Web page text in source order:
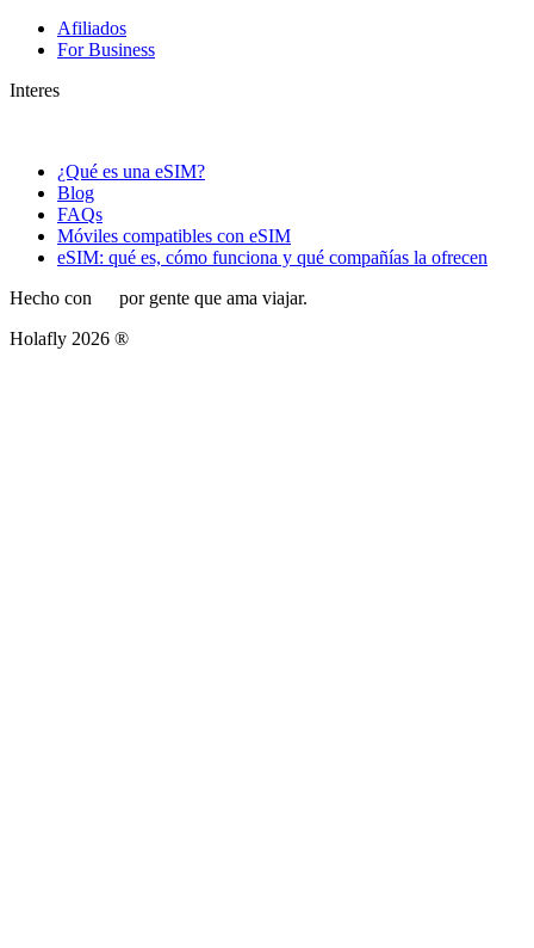
Afiliados
For Business
Interes
¿Qué es una eSIM?
Blog
FAQs
Móviles compatibles con eSIM
eSIM: qué es, cómo funciona y qué compañías la ofrecen
Hecho con
por gente que ama viajar.
Holafly 2026 ®